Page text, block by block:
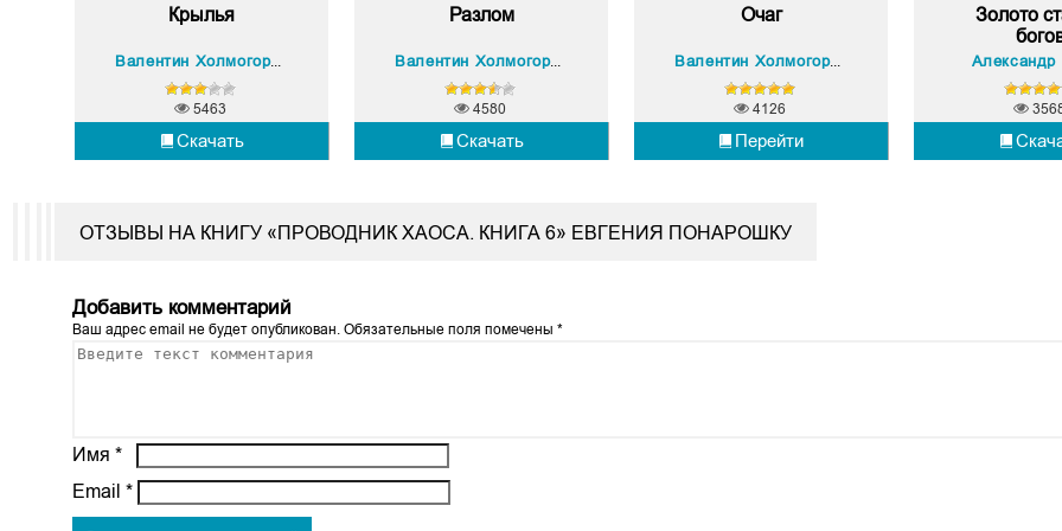
Крылья
Валентин Холмогоров
Скачать
5463
Разлом
Валентин Холмогоров Михаил Юрьевич Тырин
Скачать
4580
Очаг
Валентин Холмогоров Сергей Лукьяненко
Перейти
4126
Золото
Александр
ОТЗЫВЫ НА КНИГУ «ПРОВОДНИК ХАОСА. КНИГА 6» ЕВГЕНИЯ ПОНАРОШКУ
Добавить комментарий
Ваш адрес email не будет опубликован. Обязательные поля помечены*
Имя*
Email*